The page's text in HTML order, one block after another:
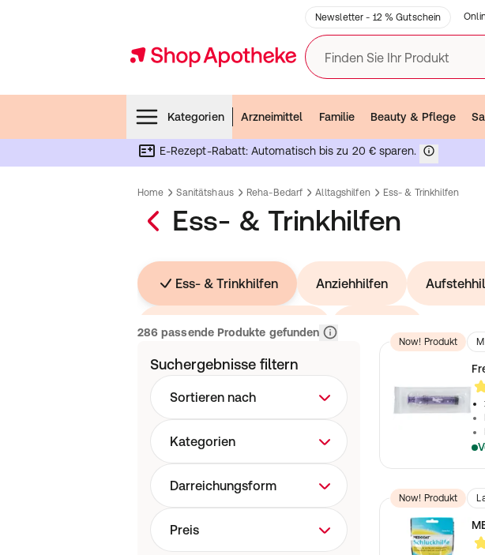
Newsletter - 12 % Gutschein
Finden Sie Ihr Produkt
Kategorien
Arzneimittel Familie Beauty & Pflege
E-Rezept-Rabatt: Automatisch bis zu 20 € sparen.
Home Sanitätshaus Reha-Bedarf Alltagshilfen Ess- & Trinkhilfen
Ess- & Trinkhilfen
Ess- & Trinkhilfen Anziehhilfen
Haushalts- & Küchenhilfen
286 passende Produkte gefundenRelevanz
Suchergebnisse filtern
Sortieren nach
Kategorien
Darreichungsform
Preis
Now! Produkt
Now! Produkt